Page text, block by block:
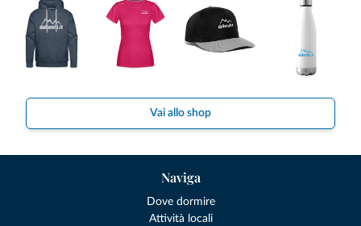
Vai allo shop
Naviga
Dove dormire
Attività locali